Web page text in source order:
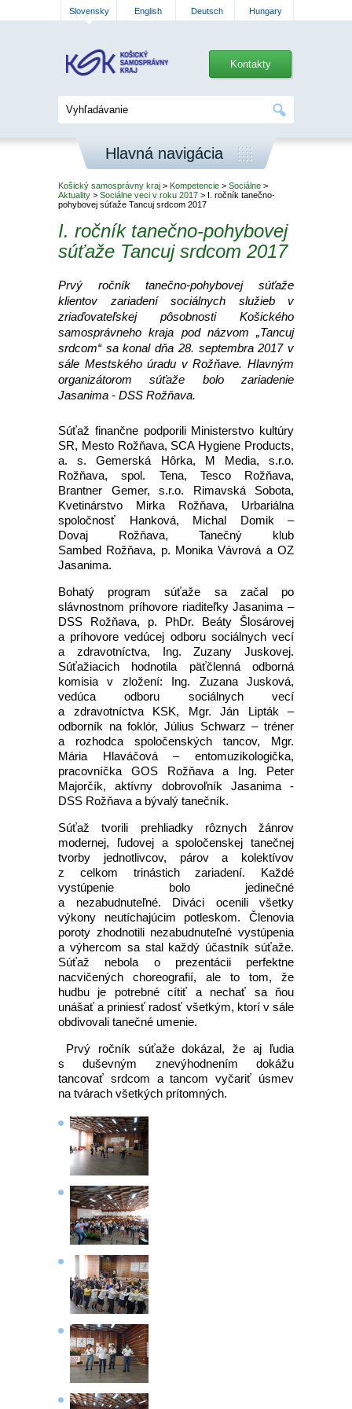
Slovensky English Deutsch Hungary
Kontakty
Hlavná navigácia
Košický samosprávny kraj > Kompetencie > Sociálne >
Aktuality > Sociálne veci v roku 2017 > I. ročník tanečno-
pohybovej súťaže Tancuj srdcom 2017
I. ročník tanečno-pohybovej
súťaže Tancuj srdcom 2017
Prvý ročník tanečno-pohybovej súťaže
klientov zariadení sociálnych služieb v
zriaďovateľskej pôsobnosti Košického
samosprávneho kraja pod názvom „Tancuj
srdcom“ sa konal dňa 28. septembra 2017 v
sále Mestského úradu v Rožňave. Hlavným
organizátorom súťaže bolo zariadenie
Jasanima - DSS Rožňava.
Súťaž finančne podporili Ministerstvo kultúry
SR, Mesto Rožňava, SCA Hygiene Products,
a. s. Gemerská Hôrka, M Media, s.r.o.
Rožňava, spol. Tena, Tesco Rožňava,
Brantner Gemer, s.r.o. Rimavská Sobota,
Kvetinárstvo Mirka Rožňava, Urbariálna
spoločnosť Hanková, Michal Domik –
Dovaj Rožňava, Tanečný klub
Sambed Rožňava, p. Monika Vávrová a OZ
Jasanima.
Bohatý program súťaže sa začal po
slávnostnom príhovore riaditeľky Jasanima –
DSS Rožňava, p. PhDr. Beáty Šlosárovej
a príhovore vedúcej odboru sociálnych vecí
a zdravotníctva, Ing. Zuzany Juskovej.
Súťažiacich hodnotila päťčlenná odborná
komisia v zložení: Ing. Zuzana Jusková,
vedúca odboru sociálnych vecí
a zdravotníctva KSK, Mgr. Ján Lipták –
odborník na foklór, Július Schwarz – tréner
a rozhodca spoločenských tancov, Mgr.
Mária Hlaváčová – entomuzikologička,
pracovníčka GOS Rožňava a Ing. Peter
Majorčík, aktívny dobrovoľník Jasanima -
DSS Rožňava a bývalý tanečník.
Súťaž tvorili prehliadky rôznych žánrov
modernej, ľudovej a spoločenskej tanečnej
tvorby jednotlivcov, párov a kolektívov
z celkom trinástich zariadení. Každé
vystúpenie bolo jedinečné
a nezabudnuteľné. Diváci ocenili všetky
výkony neutíchajúcim potleskom. Členovia
poroty zhodnotili nezabudnuteľné vystúpenia
a výhercom sa stal každý účastník súťaže.
Súťaž nebola o prezentácii perfektne
nacvičených choreografií, ale to tom, že
hudbu je potrebné cítiť a nechať sa ňou
unášať a priniesť radosť všetkým, ktorí v sále
obdivovali tanečné umenie.
Prvý ročník súťaže dokázal, že aj ľudia
s duševným znevýhodnením dokážu
tancovať srdcom a tancom vyčariť úsmev
na tvárach všetkých prítomných.